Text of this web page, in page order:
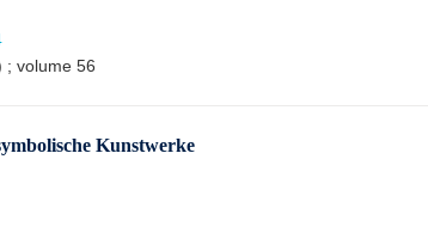
; volume 56
Kunstwerke